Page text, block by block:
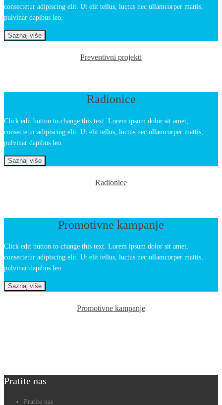
consectetur adipiscing elit. Ut elit tellus, luctus nec ullamcorper mattis,
pulvinar dapibus leo.
Saznaj više
Preventivni projekti
Radionice
Click edit button to change this text. Lorem ipsum dolor sit amet,
consectetur adipiscing elit. Ut elit tellus, luctus nec ullamcorper mattis,
pulvinar dapibus leo.
Saznaj više
Radionice
Promotivne kampanje
Click edit button to change this text. Lorem ipsum dolor sit amet,
consectetur adipiscing elit. Ut elit tellus, luctus nec ullamcorper mattis,
pulvinar dapibus leo.
Saznaj više
Promotivne kampanje
Pratite nas
Pratite nas